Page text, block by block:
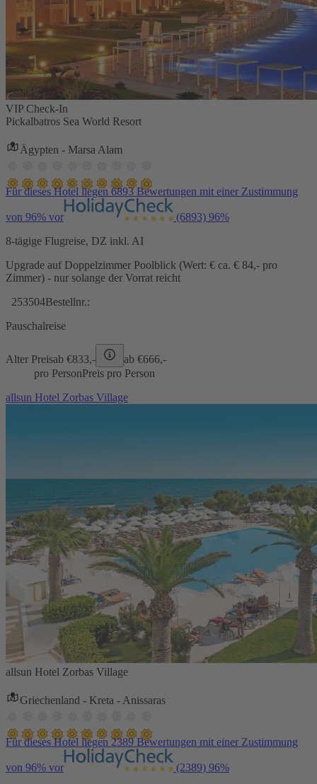
VIP Check-In
Pickalbatros Sea World Resort
Ägypten - Marsa Alam
Für dieses Hotel liegen 6893 Bewertungen mit einer Zustimmung
von 96% vor (6893) 96%
8-tägige Flugreise, DZ inkl. AI
Upgrade auf Doppelzimmer Poolblick (Wert: € ca. € 84,- pro
Zimmer) - nur solange der Vorrat reicht
253504Bestellnr.:
Pauschalreise
Alter Preisab €833,- ab €666,-
pro PersonPreis pro Person
allsun Hotel Zorbas Village
allsun Hotel Zorbas Village
Griechenland - Kreta - Anissaras
Für dieses Hotel liegen 2389 Bewertungen mit einer Zustimmung
von 96% vor (2389) 96%